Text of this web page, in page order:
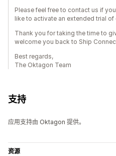
Please feel free to contact us if
like to activate an extended trial of
Thank you for taking the time to
welcome you back to Ship
Best regards,
The Oktagon Team
支持
应用支持由 Oktagon 提供。
资源